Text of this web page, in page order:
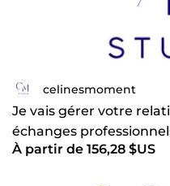
celinesmoment
Je vais gérer votre
échanges
À partir de 156,28 $US